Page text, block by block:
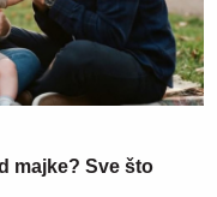
majke? Sve što